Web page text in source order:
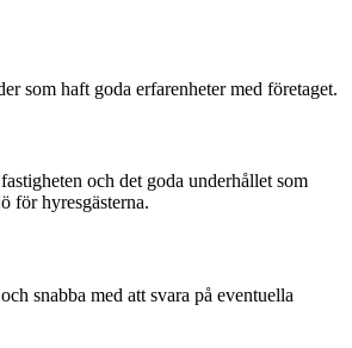
som haft goda erfarenheter med företaget.
och det goda underhållet som
för hyresgästerna.
snabba med att svara på eventuella